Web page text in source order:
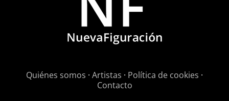
Quiénes somos · Artistas · Política de cookies ·
Contacto